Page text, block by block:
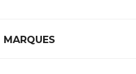
MARQUES